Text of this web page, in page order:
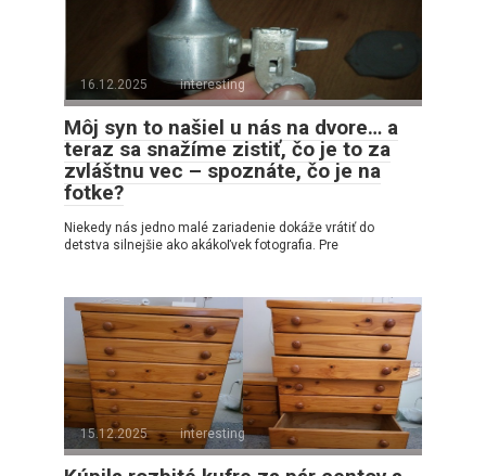
16.12.2025 interesting
Môj syn to našiel u nás na dvore… a
teraz sa snažíme zistiť, čo je to za
zvláštnu vec – spoznáte, čo je na
fotke?
Niekedy nás jedno malé zariadenie dokáže vrátiť do
detstva silnejšie ako akákoľvek fotografia. Pre
15.12.2025 interesting